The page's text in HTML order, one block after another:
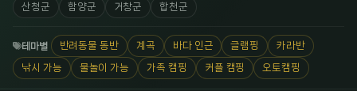
산청군 함양군 거창군 합천군
테마별 반려동물 동반 계곡 바다 인근 글램핑 카라반
낚시 가능 물놀이 가능 가족 캠핑 커플 캠핑 오토캠핑